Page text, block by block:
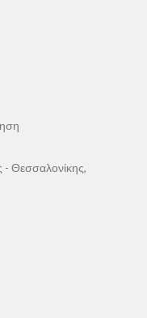
- Θεσσαλονίκης,